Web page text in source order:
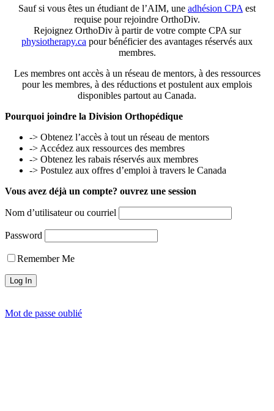
Sauf si vous êtes un étudiant de l’AIM, une adhésion CPAest
requise pour rejoindre OrthoDiv.
Rejoignez OrthoDiv à partir de votre compte CPA sur
physiotherapy.ca pour bénéficier des avantages réservés aux
membres.
Les membres ont accès à un réseau de mentors, à des ressources
pour les membres, à des réductions et postulent aux emplois
disponibles partout au Canada.
Pourquoi joindre la Division Orthopédique
-> Obtenez l’accès à tout un réseau de mentors
-> Accédez aux ressources des membres
-> Obtenez les rabais réservés aux membres
-> Postulez aux offres d’emploi à travers le Canada
Vous avez déjà un compte? ouvrez une session
Nom d’utilisateur ou courriel
Password
Remember Me
Mot de passe oublié